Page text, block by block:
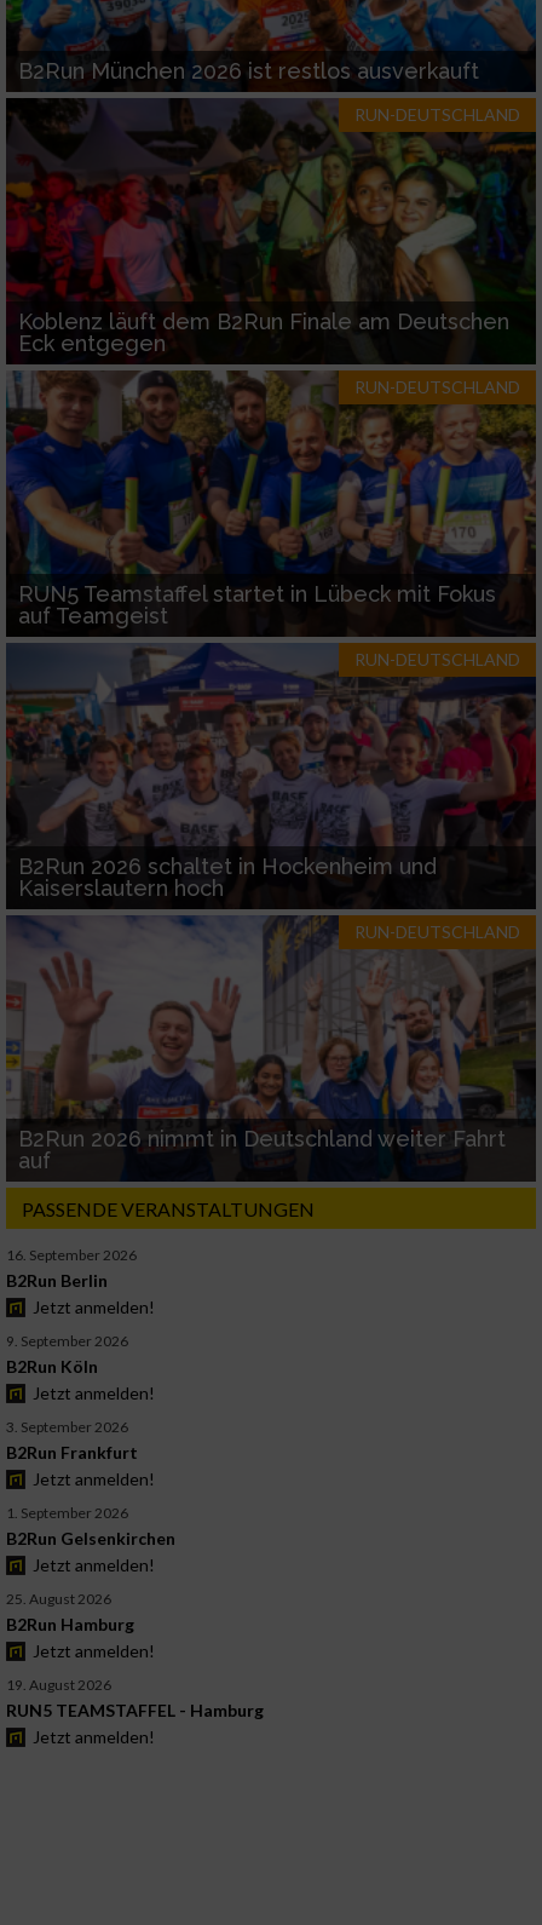
B2Run München 2026 ist restlos ausverkauft
RUN-DEUTSCHLAND
Koblenz läuft dem B2Run Finale am Deutschen
Eck entgegen
RUN-DEUTSCHLAND
RUN5 Teamstaffel startet in Lübeck mit Fokus
auf Teamgeist
RUN-DEUTSCHLAND
B2Run 2026 schaltet in Hockenheim und
Kaiserslautern hoch
RUN-DEUTSCHLAND
B2Run 2026 nimmt in Deutschland weiter Fahrt
auf
PASSENDE VERANSTALTUNGEN
16. September 2026
B2Run Berlin
Jetzt anmelden!
9. September 2026
B2Run Köln
Jetzt anmelden!
3. September 2026
B2Run Frankfurt
Jetzt anmelden!
1. September 2026
B2Run Gelsenkirchen
Jetzt anmelden!
25. August 2026
B2Run Hamburg
Jetzt anmelden!
19. August 2026
RUN5 TEAMSTAFFEL - Hamburg
Jetzt anmelden!